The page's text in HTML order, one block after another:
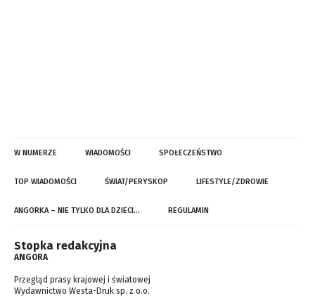
W NUMERZE WIADOMOŚCI SPOŁECZEŃSTWO
TOP WIADOMOŚCI ŚWIAT/PERYSKOP LIFESTYLE/ZDROWIE
ANGORKA – NIE TYLKO DLA DZIECI… REGULAMIN
Stopka redakcyjna
ANGORA
Przegląd prasy krajowej i światowej
Wydawnictwo Westa-Druk sp. z o.o.